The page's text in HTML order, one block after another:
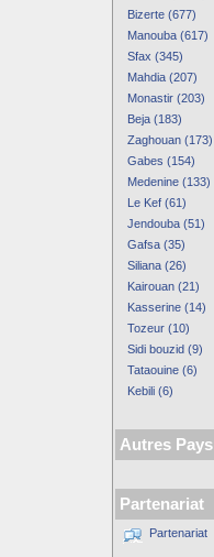
Bizerte (677)
Manouba (617)
Sfax (345)
Mahdia (207)
Monastir (203)
Beja (183)
Zaghouan (173)
Gabes (154)
Medenine (133)
Le Kef (61)
Jendouba (51)
Gafsa (35)
Siliana (26)
Kairouan (21)
Kasserine (14)
Tozeur (10)
Sidi bouzid (9)
Tataouine (6)
Kebili (6)
Autres Pays
Partenariat
Partenariat